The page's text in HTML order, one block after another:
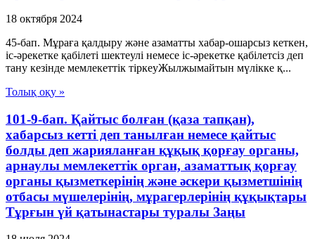
18 октября 2024
45-бап. Мұраға қалдыру және азаматты хабар-ошарсыз кеткен,
іс-әрекетке қабілеті шектеулі немесе іс-әрекетке қабілетсіз деп
тану кезінде мемлекеттік тіркеуЖылжымайтын мүлікке қ...
Толық оқу »
101-9-бап. Қайтыс болған (қаза тапқан),
хабарсыз кетті деп танылған немесе қайтыс
болды деп жарияланған құқық қорғау органы,
арнаулы мемлекеттік орган, азаматтық қорғау
органы қызметкерінің және әскери қызметшінің
отбасы мүшелерінің, мұрагерлерінің құқықтары
Тұрғын үй қатынастары туралы Заңы